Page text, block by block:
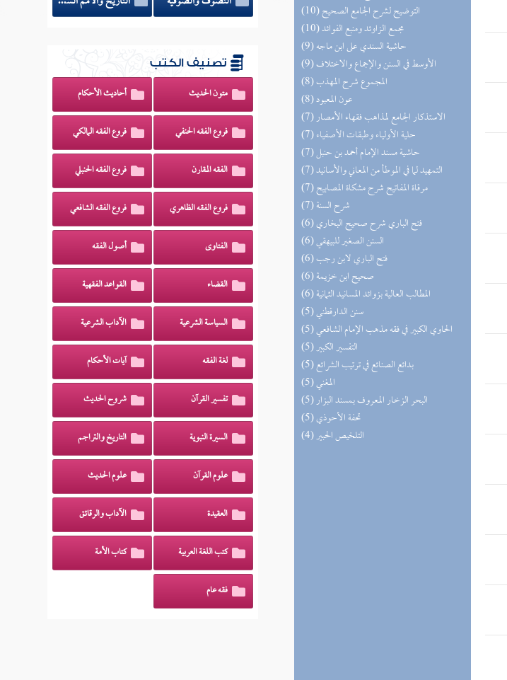
(10) التوضيح لشرح الجامع الصحيح
(10) مجمع الزاوئد ومنبع الفوائد
(9) حاشية السندي على ابن ماجه
(9) الأوسط في السنن والإجماع والاختلاف
(8) المجموع شرح المهذب
(8) عون المعبود
(7) الاستذكار الجامع لمذاهب فقهاء الأمصار
(7) حلية الأولياء وطبقات الأصفياء
(7) حاشية مسند الإمام أحمد بن حنبل
(7) التمهيد لما في الموطأ من المعاني والأسانيد
(7) مرقاة المفاتيح شرح مشكاة المصابيح
(7) شرح السنة
(6) فتح الباري شرح صحيح البخاري
(6) السنن الصغير للبيهقي
(6) فتح الباري لابن رجب
(6) صحيح ابن خزيمة
(6) المطالب العالية بزوائد المسانيد الثمانية
(5) سنن الدارقطني
(5) الحاوي الكبير في فقه مذهب الإمام الشافعي
(5) التفسير الكبير
(5) بدائع الصنائع في ترتيب الشرائع
(5) المغني
(5) البحر الزخار المعروف بمسند البزار
(5) تحفة الأحوذي
(4) التلخيص الحبير
تصنيف الكتب
متون الحديث أحاديث الأحكام
فروع الفقه الحنفي فروع الفقه المالكي
الفقه المقارن فروع الفقه الحنبلي
فروع الفقه الظاهري فروع الفقه الشافعي
الفتاوى أصول الفقه
القضاء القواعد الفقهية
السياسة الشرعية الآداب الشرعية
لغة الفقه آيات الأحكام
تفسير القرآن شروح الحديث
السيرة النبوية التاريخ والتراجم
علوم القرآن علوم الحديث
العقيدة الآداب والرقائق
كتب اللغة العربية كتاب الأمة
فقه عام